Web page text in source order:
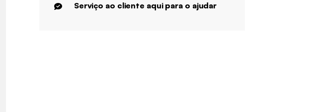
Serviço ao cliente aqui para o ajudar